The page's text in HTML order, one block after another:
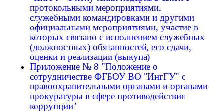
протокольными мероприятиями,
служебными командировками и другими
официальными мероприятиями, участие в
которых связано с исполнением служебных
(должностных) обязанностей, его сдачи,
оценки и реализации (выкупа)
Приложение № 8 "Положение о
сотрудничестве ФГБОУ ВО "ИнгГУ" с
правоохранительными органами и органами
прокуратуры в сфере противодействия
коррупции"